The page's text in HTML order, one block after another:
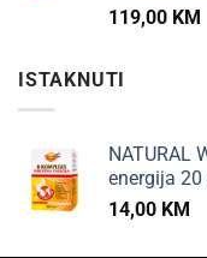
119,00 KM
ISTAKNUTI
NATURAL
energija 20
14,00 KM